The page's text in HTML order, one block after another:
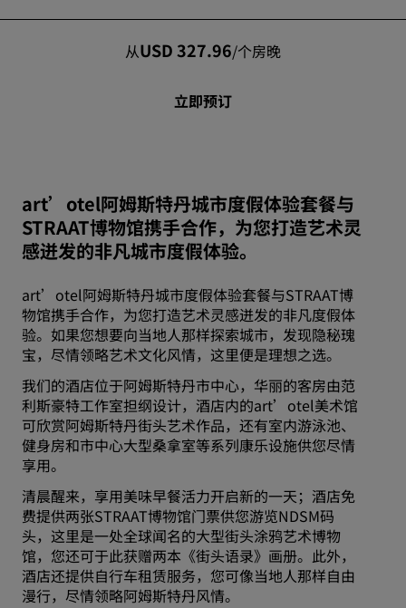
从USD 327.96/个房晚
立即预订
art’otel阿姆斯特丹城市度假体验套餐与
STRAAT博物馆携手合作，为您打造艺术灵
感迸发的非凡城市度假体验。
art’otel阿姆斯特丹城市度假体验套餐与STRAAT博
物馆携手合作，为您打造艺术灵感迸发的非凡度假体
验。如果您想要向当地人那样探索城市，发现隐秘瑰
宝，尽情领略艺术文化风情，这里便是理想之选。
我们的酒店位于阿姆斯特丹市中心，华丽的客房由范
利斯豪特工作室担纲设计，酒店内的art’otel美术馆
可欣赏阿姆斯特丹街头艺术作品，还有室内游泳池、
健身房和市中心大型桑拿室等系列康乐设施供您尽情
享用。
清晨醒来，享用美味早餐活力开启新的一天；酒店免
费提供两张STRAAT博物馆门票供您游览NDSM码
头，这里是一处全球闻名的大型街头涂鸦艺术博物
馆，您还可于此获赠两本《街头语录》画册。此外，
酒店还提供自行车租赁服务，您可像当地人那样自由
漫行，尽情领略阿姆斯特丹风情。